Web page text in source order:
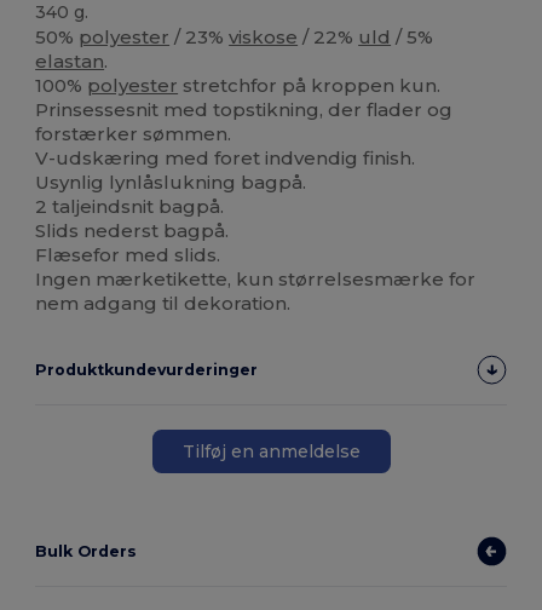
340 g.
50% polyester / 23%viskose / 22% uld / 5%
elastan.
100% polyester stretchfor på kroppen kun.
Prinsessesnit med topstikning, der flader og
forstærker sømmen.
V-udskæring med foret indvendig finish.
Usynlig lynlåslukning bagpå.
2 taljeindsnit bagpå.
Slids nederst bagpå.
Flæsefor med slids.
Ingen mærketikette, kun størrelsesmærke for
nem adgang til dekoration.
Produktkundevurderinger
Tilføj en anmeldelse
Bulk Orders